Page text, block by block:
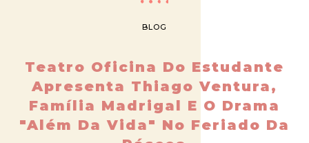
BLOG
Teatro Oficina Do Estudante
Apresenta Thiago Ventura,
Família Madrigal E O Drama
"Além Da Vida" No Feriado Da